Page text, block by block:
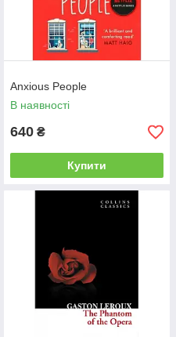
Anxious People
В наявності
640 ₴
Купити